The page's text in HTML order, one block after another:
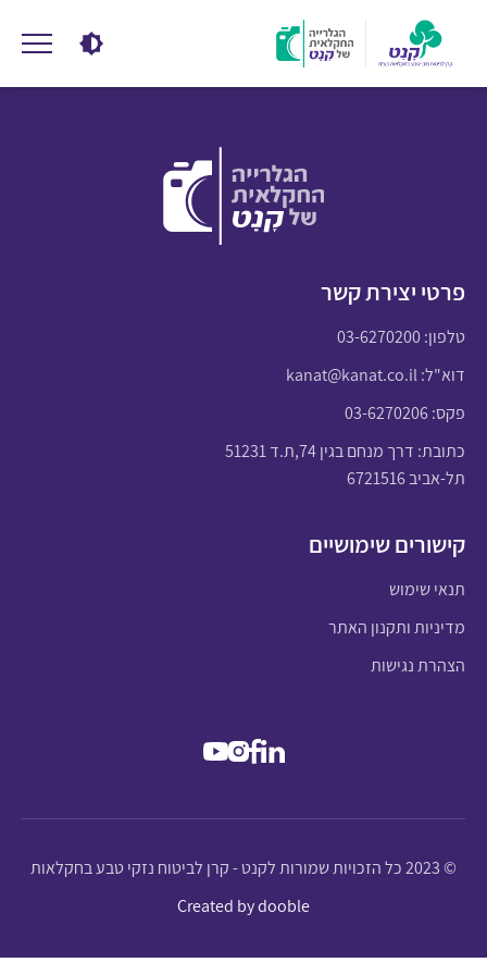
פרטי יצירת קשר
טלפון:03-6270200
דוא"ל:kanat@kanat.co.il
פקס: 03-6270206
כתובת: דרך מנחם בגין 74,ת.ד 51231
תל-אביב 6721516
קישורים שימושיים
תנאי שימוש
מדיניות ותקנון האתר
הצהרת נגישות
© 2023 כל הזכויות שמורות לקנט - קרן לביטוח נזקי טבע בחקלאות
Created by dooble